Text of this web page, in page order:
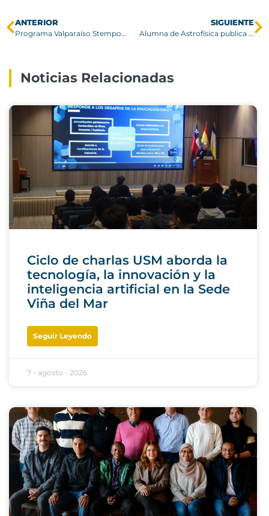
ANTERIOR
Programa Valparaíso Stempower del Instituto 3IE inicia etapa formativa
SIGUIENTE
Alumna de Astrofísica publica investigación en revista científica
Noticias Relacionadas
Ciclo de charlas USM aborda la
tecnología, la innovación y la
inteligencia artificial en la Sede
Viña del Mar
Seguir Leyendo
7 - agosto - 2026